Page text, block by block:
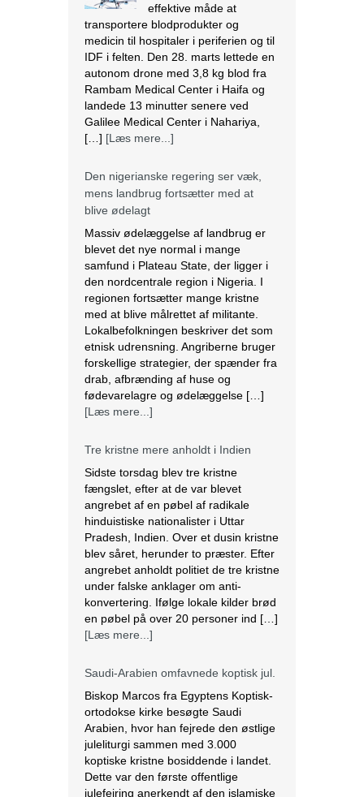
effektive måde at
transportere blodprodukter og
medicin til hospitaler i periferien og til
IDF i felten. Den 28. marts lettede en
autonom drone med 3,8 kg blod fra
Rambam Medical Center i Haifa og
landede 13 minutter senere ved
Galilee Medical Center i Nahariya,
[…] [Læs mere...]
Den nigerianske regering ser væk,
mens landbrug fortsætter med at
blive ødelagt
Massiv ødelæggelse af landbrug er
blevet det nye normal i mange
samfund i Plateau State, der ligger i
den nordcentrale region i Nigeria. I
regionen fortsætter mange kristne
med at blive målrettet af militante.
Lokalbefolkningen beskriver det som
etnisk udrensning. Angriberne bruger
forskellige strategier, der spænder fra
drab, afbrænding af huse og
fødevarelagre og ødelæggelse […]
[Læs mere...]
Tre kristne mere anholdt i Indien
Sidste torsdag blev tre kristne
fængslet, efter at de var blevet
angrebet af en pøbel af radikale
hinduistiske nationalister i Uttar
Pradesh, Indien. Over et dusin kristne
blev såret, herunder to præster. Efter
angrebet anholdt politiet de tre kristne
under falske anklager om anti-
konvertering. Ifølge lokale kilder brød
en pøbel på over 20 personer ind […]
[Læs mere...]
Saudi-Arabien omfavnede koptisk jul.
Biskop Marcos fra Egyptens Koptisk-
ortodokse kirke besøgte Saudi
Arabien, hvor han fejrede den østlige
juleliturgi sammen med 3.000
koptiske kristne bosiddende i landet.
Dette var den første offentlige
julefejring anerkendt af den islamiske